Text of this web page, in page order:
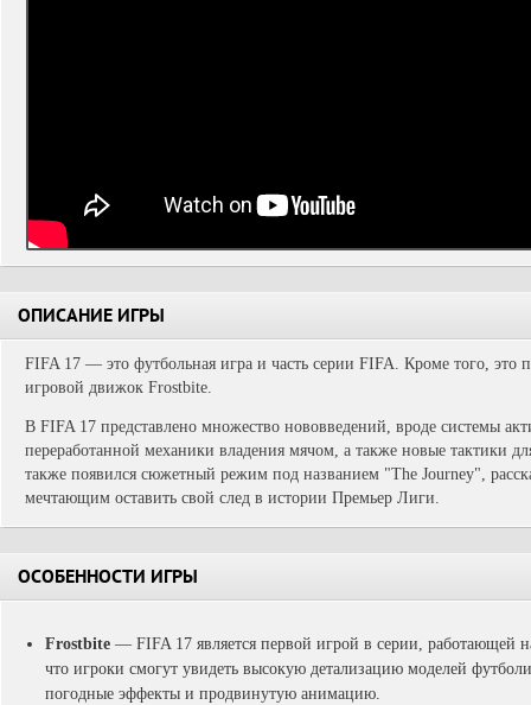
ОПИСАНИЕ ИГРЫ
FIFA 17 — это футбольная игра и часть серии FIFA. Кроме того, это
игровой движок Frostbite.
В FIFA 17 представлено множество нововведений, вроде системы
переработанной механики владения мячом, а также новые тактики
также появился сюжетный режим под названием "The Journey",
мечтающим оставить свой след в истории Премьер Лиги.
ОСОБЕННОСТИ ИГРЫ
Frostbite — FIFA 17 является первой игрой в серии, работающей
что игроки смогут увидеть высокую детализацию моделей
погодные эффекты и продвинутую анимацию.